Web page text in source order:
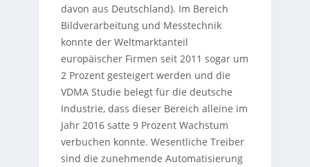
davon aus Deutschland). Im Bereich
Bildverarbeitung und Messtechnik
konnte der Weltmarktanteil
europäischer Firmen seit 2011 sogar um
2 Prozent gesteigert werden und die
VDMA Studie belegt für die deutsche
Industrie, dass dieser Bereich alleine im
Jahr 2016 satte 9 Prozent Wachstum
verbuchen konnte. Wesentliche Treiber
sind die zunehmende Automatisierung